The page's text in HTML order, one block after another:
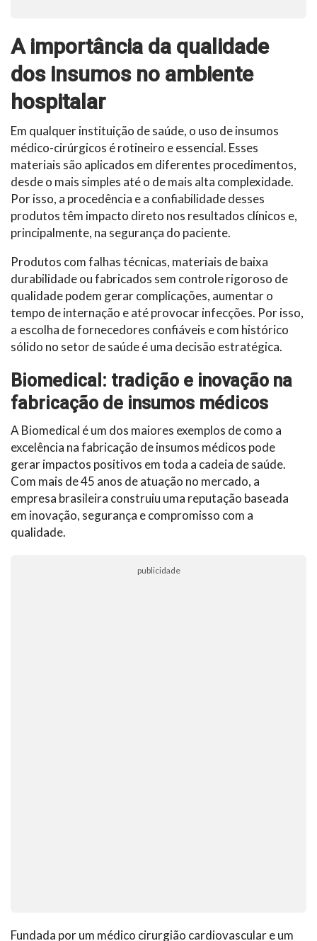
A importância da qualidade
dos insumos no ambiente
hospitalar
Em qualquer instituição de saúde, o uso de insumos
médico-cirúrgicos é rotineiro e essencial. Esses
materiais são aplicados em diferentes procedimentos,
desde o mais simples até o de mais alta complexidade.
Por isso, a procedência e a confiabilidade desses
produtos têm impacto direto nos resultados clínicos e,
principalmente, na segurança do paciente.
Produtos com falhas técnicas, materiais de baixa
durabilidade ou fabricados sem controle rigoroso de
qualidade podem gerar complicações, aumentar o
tempo de internação e até provocar infecções. Por isso,
a escolha de fornecedores confiáveis e com histórico
sólido no setor de saúde é uma decisão estratégica.
Biomedical: tradição e inovação na
fabricação de insumos médicos
A Biomedical é um dos maiores exemplos de como a
excelência na fabricação de insumos médicos pode
gerar impactos positivos em toda a cadeia de saúde.
Com mais de 45 anos de atuação no mercado, a
empresa brasileira construiu uma reputação baseada
em inovação, segurança e compromisso com a
qualidade.
publicidade
Fundada por um médico cirurgião cardiovascular e um